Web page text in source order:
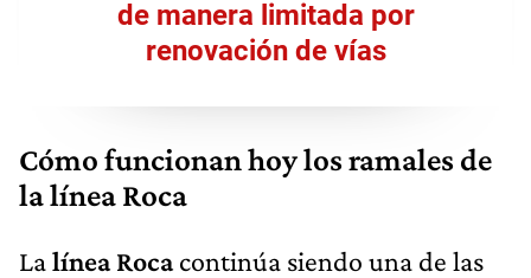
de manera limitada por
renovación de vías
Cómo funcionan hoy los ramales de
la línea Roca
Lalínea Rocacontinúa siendo una de las